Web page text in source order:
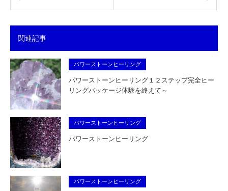
関連記事
パワーストーンヒーリング
パワーストーンヒーリング１２ステップ完全ヒー
リングパッケージ体験を終えて～
パワーストーンヒーリング
パワーストーンヒーリング
パワーストーンヒーリング